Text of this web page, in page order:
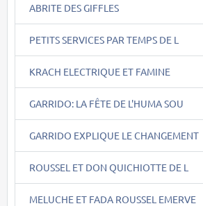
ABRITE DES GIFFLES
PETITS SERVICES PAR TEMPS DE L
KRACH ELECTRIQUE ET FAMINE
GARRIDO: LA FÊTE DE L'HUMA SOU
GARRIDO EXPLIQUE LE CHANGEMENT
ROUSSEL ET DON QUICHIOTTE DE L
MELUCHE ET FADA ROUSSEL EMERVE